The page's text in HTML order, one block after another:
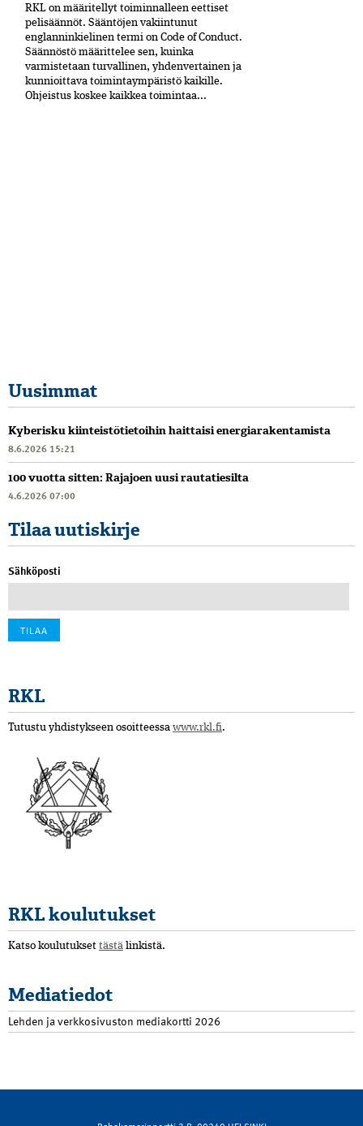
RKL on määritellyt toiminnalleen eettiset
peli­säännöt. Sääntöjen vakiintunut
englanninkielinen termi on Code of Conduct.
Säännöstö määrittelee sen, kuinka
varmistetaan turvallinen, yhdenvertainen ja
kun­nioittava toimintaympäristö kaikille.
Ohjeistus koskee kaikkea toimintaa...
Uusimmat
Kyberisku kiinteistötietoihin haittaisi energiarakentamista
8.6.2026 15:21
100 vuotta sitten: Rajajoen uusi rautatiesilta
4.6.2026 07:00
Tilaa uutiskirje
Sähköposti
RKL
Tutustu yhdistykseen osoitteessa www.rkl.fi.
RKL koulutukset
Katso koulutukset tästä linkistä.
Mediatiedot
Lehden ja verkkosivuston mediakortti 2026